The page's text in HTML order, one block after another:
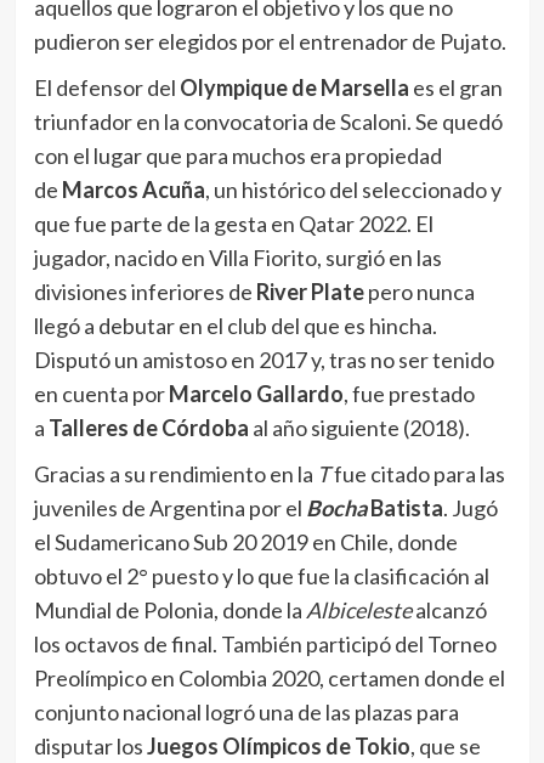
aquellos que lograron el objetivo y los que no
pudieron ser elegidos por el entrenador de Pujato.
El defensor del Olympique de Marsella es el gran
triunfador en la convocatoria de Scaloni. Se quedó
con el lugar que para muchos era propiedad
de Marcos Acuña, un histórico del seleccionado y
que fue parte de la gesta en Qatar 2022. El
jugador, nacido en Villa Fiorito, surgió en las
divisiones inferiores de River Platepero nunca
llegó a debutar en el club del que es hincha.
Disputó un amistoso en 2017 y, tras no ser tenido
en cuenta porMarcelo Gallardo, fue prestado
a Talleres de Córdoba al año siguiente (2018).
Gracias a su rendimiento en la Tfue citado para las
juveniles de Argentina por el BochaBatista. Jugó
el Sudamericano Sub 20 2019 en Chile, donde
obtuvo el 2° puesto y lo que fue la clasificación al
Mundial de Polonia, donde la Albicelestealcanzó
los octavos de final. También participó del Torneo
Preolímpico en Colombia 2020, certamen donde el
conjunto nacional logró una de las plazas para
disputar losJuegos Olímpicos de Tokio, que se